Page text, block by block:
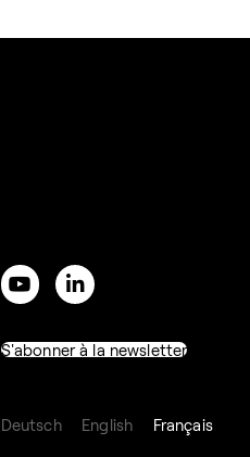
S'abonner à la newsletter
Deutsch English Français